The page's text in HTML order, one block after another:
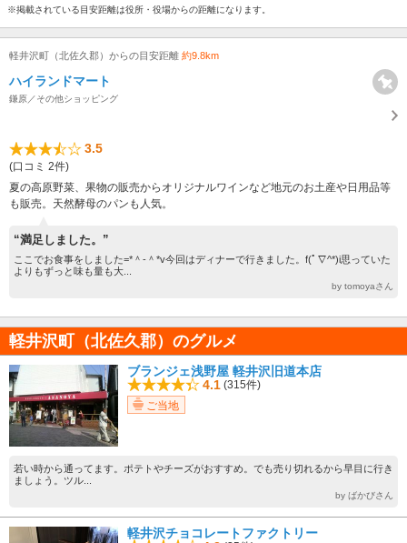
※掲載されている目安距離は役所・役場からの距離になります。
軽井沢町（北佐久郡）からの目安距離 約9.8km
ハイランドマート
鎌原／その他ショッピング
3.5
(口コミ 2件)
夏の高原野菜、果物の販売からオリジナルワインなど地元のお土産や日用品等
も販売。天然酵母のパンも人気。
“満足しました。”
ここでお食事をしました=*＾-＾*v今回はディナーで行きました。f(ﾟ∇^*)i思っていた
よりもずっと味も量も大...
by tomoyaさん
軽井沢町（北佐久郡）のグルメ
ブランジェ浅野屋 軽井沢旧道本店
4.1 (315件)
ご当地
若い時から通ってます。ポテトやチーズがおすすめ。でも売り切れるから早目に行き
ましょう。ツル...
by ばかびさん
軽井沢チョコレートファクトリー